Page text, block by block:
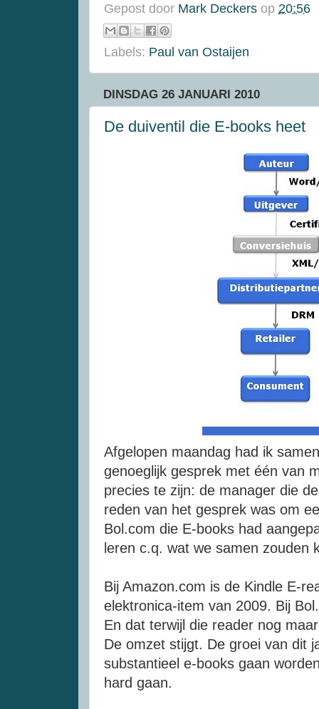
Gepost door Mark Deckers op 20:56
Labels: Paul van Ostaijen
DINSDAG 26 JANUARI 2010
De duiventil die E-books heet
Afgelopen maandag had ik
genoeglijk gesprek met één van
precies te zijn: de manager die
reden van het gesprek was om
Bol.com die E-books had
leren c.q. wat we samen zouden
Bij Amazon.com is de Kindle E-
elektronica-item van 2009. Bij Bol.
En dat terwijl die reader nog
De omzet stijgt. De groei van dit
substantieel e-books gaan
hard gaan.